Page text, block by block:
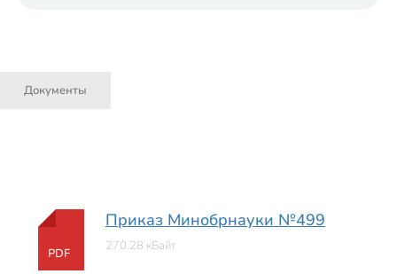
Документы
PDF
Приказ Минобрнауки №499
270.28 кБайт